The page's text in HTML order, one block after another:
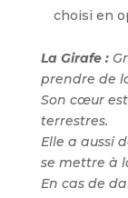
choisi en
La Girafe :
prendre de
Son cœur
terrestres.
Elle a aussi
se mettre à
En cas de